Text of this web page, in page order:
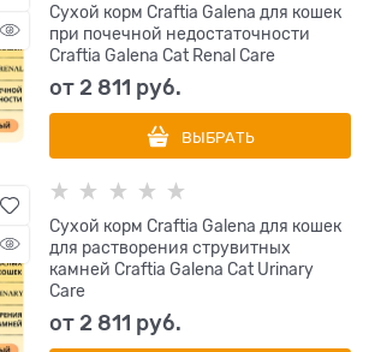
Сухой корм Craftia Galena для кошек
при почечной недостаточности
Craftia Galena Cat Renal Care
от2 811 руб.
ВЫБРАТЬ
Сухой корм Craftia Galena для кошек
для растворения струвитных
камней Craftia Galena Cat Urinary
Care
от2 811 руб.